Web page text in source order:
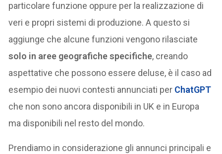
particolare funzione oppure per la realizzazione di
veri e propri sistemi di produzione. A questo si
aggiunge che alcune funzioni vengono rilasciate
solo in aree geografiche specifiche, creando
aspettative che possono essere deluse, è il caso ad
esempio dei nuovi contesti annunciati per ChatGPT
che non sono ancora disponibili in UK e in Europa
ma disponibili nel resto del mondo.
Prendiamo in considerazione gli annunci principali e